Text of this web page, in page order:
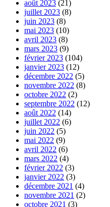
août 2023 (21)
juillet 2023 (8)
juin 2023 (8)
mai 2023 (10)
avril 2023 (8)
mars 2023 (9)
février 2023 (104)
janvier 2023 (12)
décembre 2022 (5)
novembre 2022 (8)
octobre 2022 (2)
septembre 2022 (12)
août 2022 (14)
juillet 2022 (6)
juin 2022 (5)
mai 2022 (9)
avril 2022 (6)
mars 2022 (4)
février 2022 (3)
janvier 2022 (3)
décembre 2021 (4)
novembre 2021 (2)
octobre 2021 (3)